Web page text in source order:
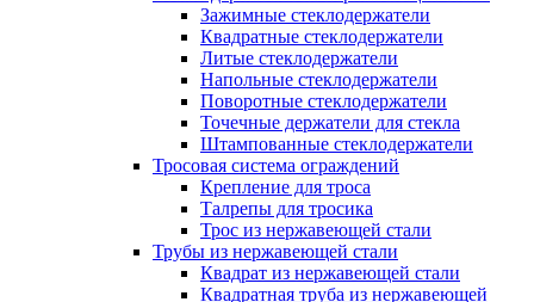
Зажимные стеклодержатели
Квадратные стеклодержатели
Литые стеклодержатели
Напольные стеклодержатели
Поворотные стеклодержатели
Точечные держатели для стекла
Штампованные стеклодержатели
Тросовая система ограждений
Крепление для троса
Талрепы для тросика
Трос из нержавеющей стали
Трубы из нержавеющей стали
Квадрат из нержавеющей стали
Квадратная труба из нержавеющей